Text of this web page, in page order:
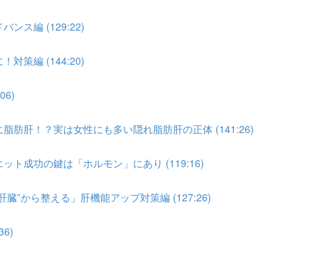
ンス編 (129:22)
対策編 (144:20)
肪肝！？実は女性にも多い隠れ脂肪肝の正体 (141:26)
ト成功の鍵は「ホルモン」にあり (119:16)
”から整える」肝機能アップ対策編 (127:26)